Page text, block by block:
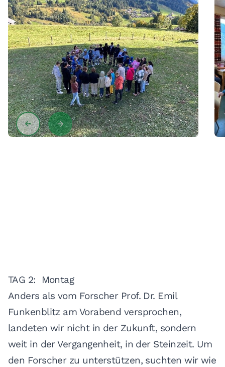
TAG 2: Montag
Anders als vom Forscher Prof. Dr. Emil
Funkenblitz am Vorabend versprochen,
landeten wir nicht in der Zukunft, sondern
weit in der Vergangenheit, in der Steinzeit. Um
den Forscher zu unterstützen, suchten wir wie